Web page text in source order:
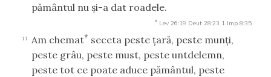
pământul nu şi-a dat roadele.
* Lev 26:19 Deut 28:23 1 Imp 8:35
11 Am chemat* seceta peste ţară, peste munţi,
peste grâu, peste must, peste untdelemn,
peste tot ce poate aduce pământul, peste